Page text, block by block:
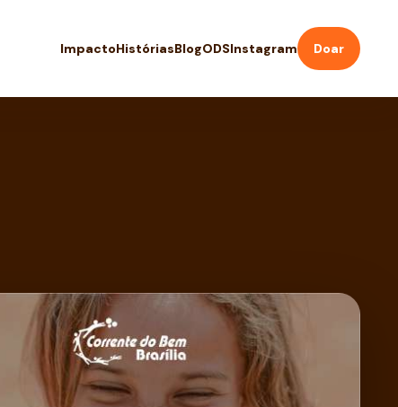
ImpactoHistóriasBlogODSInstagram Doar